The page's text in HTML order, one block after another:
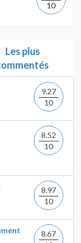
10
Les plus
9.27
10
8.52
10
8.97
10
8.67